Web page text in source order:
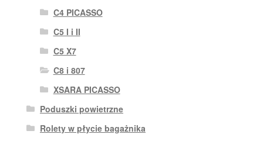
C4 PICASSO
C5 I i II
C5 X7
C8 i 807
XSARA PICASSO
Poduszki powietrzne
Rolety w płycie bagażnika